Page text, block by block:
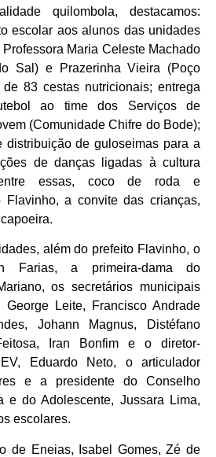
quilombola, destacamos:
escolar aos alunos das unidades
Maria Celeste Machado
Sal) e Prazerinha Vieira (Poço
83 cestas nutricionais; entrega
ao time dos Serviços de
(Comunidade Chifre do Bode);
distribuição de guloseimas para a
de danças ligadas à cultura
essas, coco de roda e
a convite das crianças,
além do prefeito Flavinho, o
Farias, a primeira-dama do
os secretários municipais
Leite, Francisco Andrade
Johann Magnus, Distéfano
Iran Bonfim e o diretor-
Eduardo Neto, o articulador
e a presidente do Conselho
e do Adolescente, Jussara Lima,
escolares.
de Eneias, Isabel Gomes, Zé de